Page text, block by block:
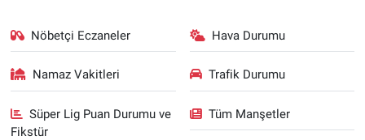
Nöbetçi Eczaneler Hava Durumu
Namaz Vakitleri Trafik Durumu
Süper Lig Puan Durumu ve
Fikstür
Tüm Manşetler